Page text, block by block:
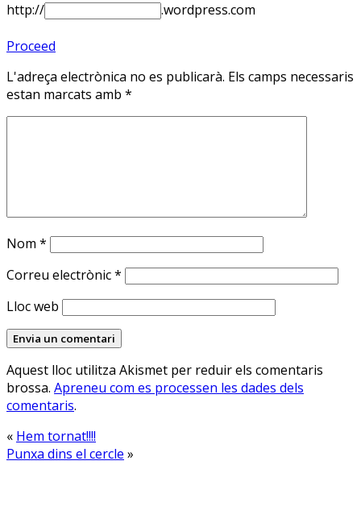
http:// .wordpress.com
Proceed
L'adreça electrònica no es publicarà. Els camps necessaris
estan marcats amb *
Nom *
Correu electrònic*
Lloc web
Aquest lloc utilitza Akismet per reduir els comentaris
brossa. Apreneu com es processen les dades dels
comentaris.
« Hem tornat!!!!
Punxa dins el cercle »